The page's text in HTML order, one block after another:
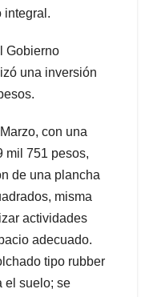
integral.
Gobierno
una inversión
con una
mil 751 pesos,
de una plancha
misma
actividades
adecuado.
tipo rubber
el suelo; se